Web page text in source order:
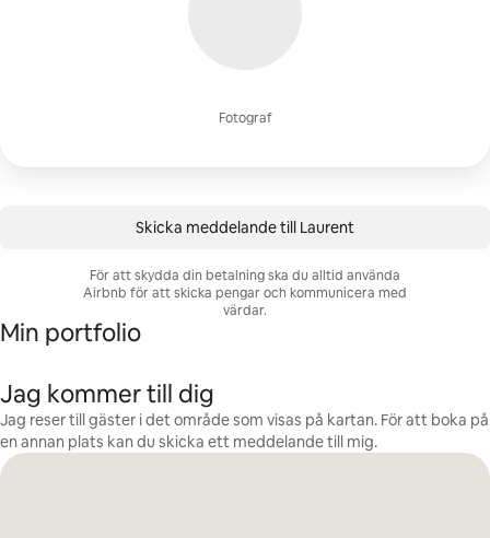
Fotograf
Skicka meddelande till Laurent
För att skydda din betalning ska du alltid använda
Airbnb för att skicka pengar och kommunicera med
värdar.
Min portfolio
Jag kommer till dig
Jag reser till gäster i det område som visas på kartan. För att boka på
en annan plats kan du skicka ett meddelande till mig.